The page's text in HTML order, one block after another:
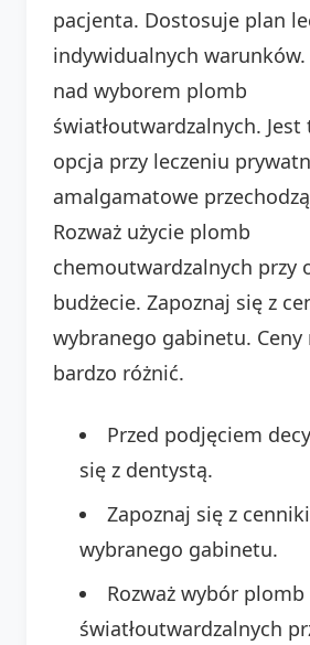
pacjenta. Dostosuje plan
indywidualnych
nad wyborem plomb
światłoutwardzalnych.
opcja przy leczeniu
amalgamatowe
Rozważ użycie plomb
chemoutwardzalnych przy
budżecie. Zapoznaj się z
wybranego gabinetu. Ceny
bardzo różnić.
Przed podjęciem
się z dentystą.
Zapoznaj się z
wybranego gabinetu.
Rozważ wybór plomb
światłoutwardzalnych